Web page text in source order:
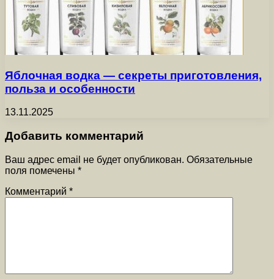
Яблочная водка — секреты приготовления,
польза и особенности
13.11.2025
Добавить комментарий
Ваш адрес email не будет опубликован. Обязательные
поля помечены *
Комментарий *